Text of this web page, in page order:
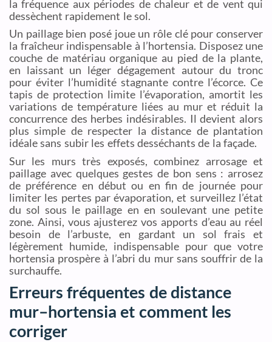
la fréquence aux périodes de chaleur et de vent qui
dessèchent rapidement le sol.
Un paillage bien posé joue un rôle clé pour conserver
la fraîcheur indispensable à l’hortensia. Disposez une
couche de matériau organique au pied de la plante,
en laissant un léger dégagement autour du tronc
pour éviter l’humidité stagnante contre l’écorce. Ce
tapis de protection limite l’évaporation, amortit les
variations de température liées au mur et réduit la
concurrence des herbes indésirables. Il devient alors
plus simple de respecter la distance de plantation
idéale sans subir les effets desséchants de la façade.
Sur les murs très exposés, combinez arrosage et
paillage avec quelques gestes de bon sens : arrosez
de préférence en début ou en fin de journée pour
limiter les pertes par évaporation, et surveillez l’état
du sol sous le paillage en en soulevant une petite
zone. Ainsi, vous ajusterez vos apports d’eau au réel
besoin de l’arbuste, en gardant un sol frais et
légèrement humide, indispensable pour que votre
hortensia prospère à l’abri du mur sans souffrir de la
surchauffe.
Erreurs fréquentes de distance
mur–hortensia et comment les
corriger